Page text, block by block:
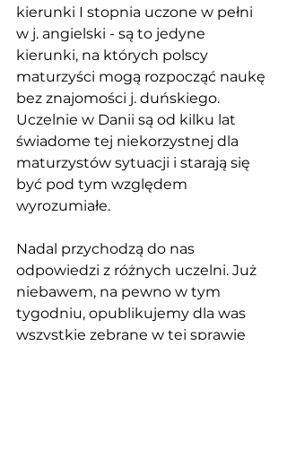
kierunki I stopnia uczone w pełni
w j. angielski - są to jedyne
kierunki, na których polscy
maturzyści mogą rozpocząć naukę
bez znajomości j. duńskiego.
Uczelnie w Danii są od kilku lat
świadome tej niekorzystnej dla
maturzystów sytuacji i starają się
być pod tym względem
wyrozumiałe.
Nadal przychodzą do nas
odpowiedzi z różnych uczelni. Już
niebawem, na pewno w tym
tygodniu, opublikujemy dla was
wszystkie zebrane w tej sprawie